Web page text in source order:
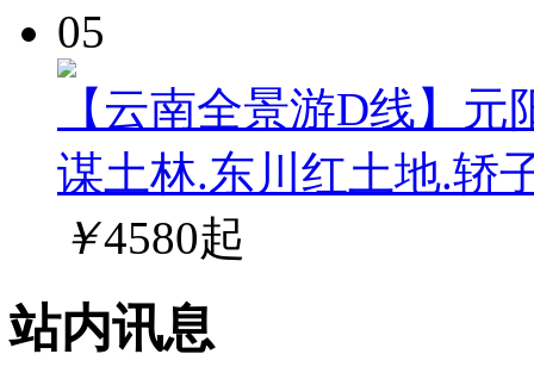
05
【云南全景游D线】
谋土林.东川红土地.轿
￥4580起
站内讯息